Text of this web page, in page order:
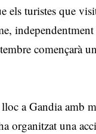
els turistes que
independentment
començarà
a Gandia amb
organitzat una